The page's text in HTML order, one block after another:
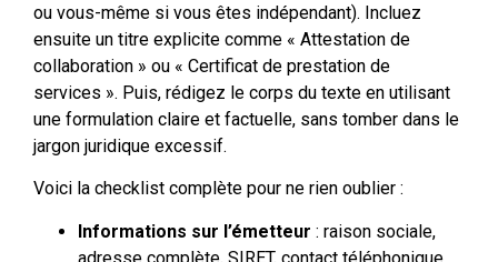
ou vous-même si vous êtes indépendant). Incluez
ensuite un titre explicite comme « Attestation de
collaboration » ou « Certificat de prestation de
services ». Puis, rédigez le corps du texte en utilisant
une formulation claire et factuelle, sans tomber dans le
jargon juridique excessif.
Voici la checklist complète pour ne rien oublier :
Informations sur l’émetteur : raison sociale,
adresse complète, SIRET, contact téléphonique